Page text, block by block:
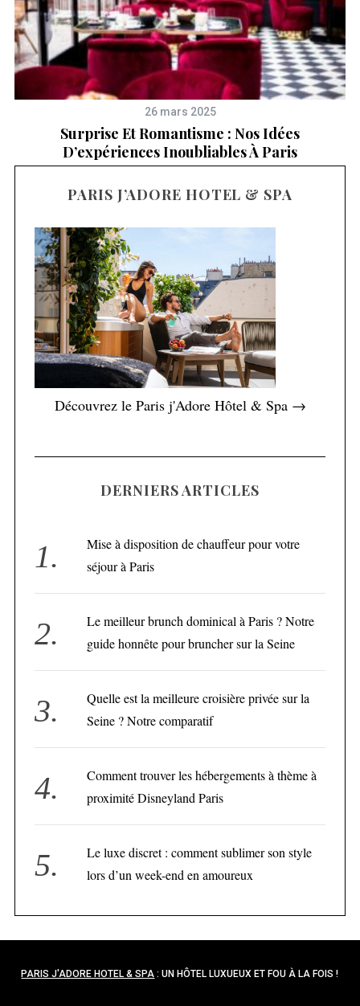
26 mars 2025
Surprise Et Romantisme : Nos Idées
D’expériences Inoubliables À Paris
PARIS J’ADORE HOTEL & SPA
Découvrez le Paris j'Adore Hôtel & Spa →
DERNIERS ARTICLES
Mise à disposition de chauffeur pour votre
séjour à Paris
Le meilleur brunch dominical à Paris ? Notre
guide honnête pour bruncher sur la Seine
Quelle est la meilleure croisière privée sur la
Seine ? Notre comparatif
Comment trouver les hébergements à thème à
proximité Disneyland Paris
Le luxe discret : comment sublimer son style
lors d’un week-end en amoureux
PARIS J'ADORE HOTEL & SPA : UN HÔTEL LUXUEUX ET FOU À LA FOIS !